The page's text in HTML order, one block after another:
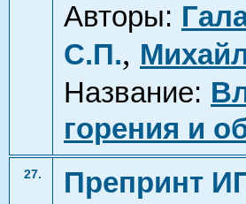
Авторы:
С.П.,
Название:
горения и
27.
Препринт